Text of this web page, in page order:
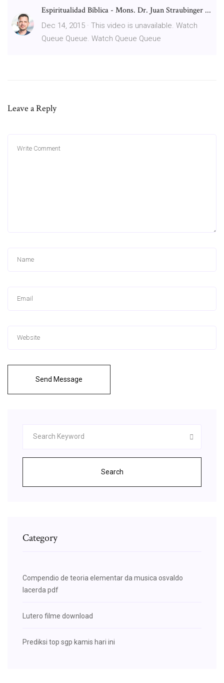
Espiritualidad Bíblica - Mons. Dr. Juan Straubinger ...
Dec 14, 2015 · This video is unavailable. Watch
Queue Queue. Watch Queue Queue
Leave a Reply
Send Message
Search
Category
Compendio de teoria elementar da musica osvaldo
lacerda pdf
Lutero filme download
Prediksi top sgp kamis hari ini